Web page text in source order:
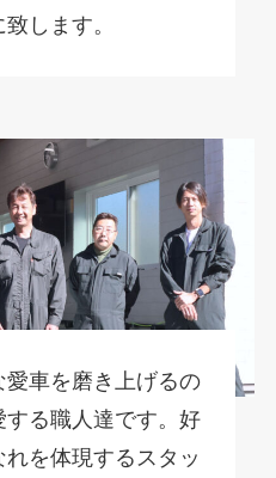
します。
車を磨き上げるの
る職人達です。好
を体現するスタッ